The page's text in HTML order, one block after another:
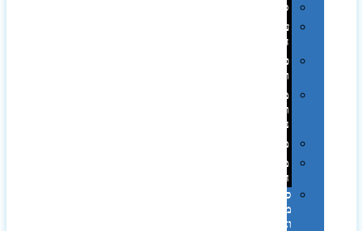
ספורט
על
השולחן…
פינוק
וספא
מזוודות
ותיקי
נסיעות
מטריות
מוצרי
חוף
סביבת
מחשב
וציוד